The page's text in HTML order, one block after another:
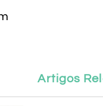
Artigos